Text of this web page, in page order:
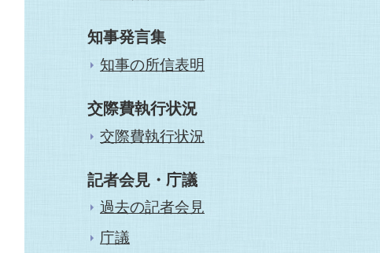
知事発言集
知事の所信表明
交際費執行状況
交際費執行状況
記者会見・庁議
過去の記者会見
庁議